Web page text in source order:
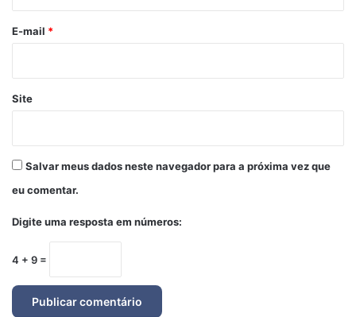
*
E-mail *
Site
Salvar meus dados neste navegador para a próxima vez que
eu comentar.
Digite uma resposta em números:
4 + 9 =